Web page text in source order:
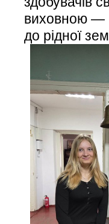
виховною —
до рідної